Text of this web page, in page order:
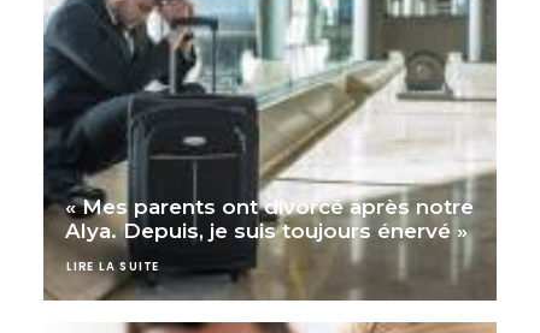
« Mes parents ont divorcé après notre
Alya. Depuis, je suis toujours énervé »
LIRE LA SUITE